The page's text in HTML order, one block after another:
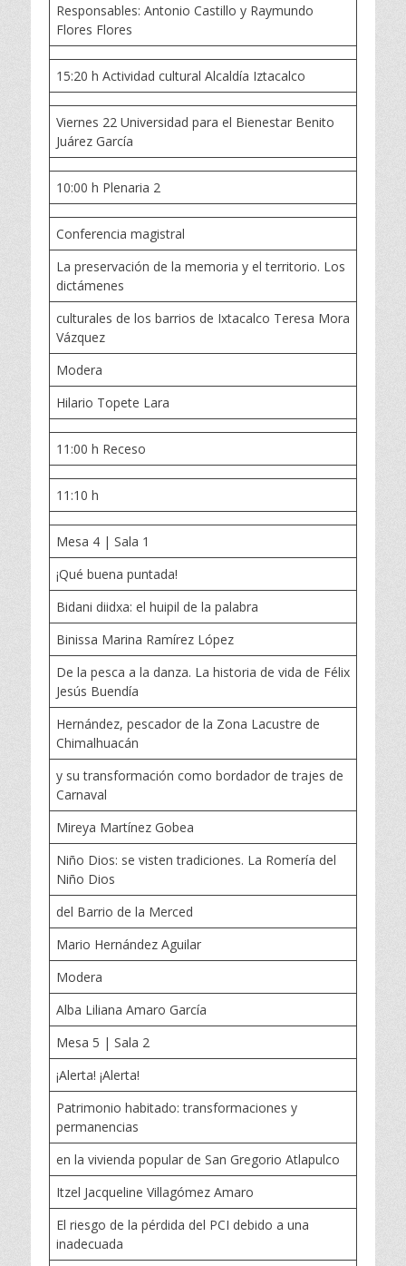
Responsables: Antonio Castillo y Raymundo
Flores Flores
15:20 h Actividad cultural Alcaldía Iztacalco
Viernes 22 Universidad para el Bienestar Benito
Juárez García
10:00 h Plenaria 2
Conferencia magistral
La preservación de la memoria y el territorio. Los
dictámenes
culturales de los barrios de Ixtacalco Teresa Mora
Vázquez
Modera
Hilario Topete Lara
11:00 h Receso
11:10 h
Mesa 4 | Sala 1
¡Qué buena puntada!
Bidani diidxa: el huipil de la palabra
Binissa Marina Ramírez López
De la pesca a la danza. La historia de vida de Félix
Jesús Buendía
Hernández, pescador de la Zona Lacustre de
Chimalhuacán
y su transformación como bordador de trajes de
Carnaval
Mireya Martínez Gobea
Niño Dios: se visten tradiciones. La Romería del
Niño Dios
del Barrio de la Merced
Mario Hernández Aguilar
Modera
Alba Liliana Amaro García
Mesa 5 | Sala 2
¡Alerta! ¡Alerta!
Patrimonio habitado: transformaciones y
permanencias
en la vivienda popular de San Gregorio Atlapulco
Itzel Jacqueline Villagómez Amaro
El riesgo de la pérdida del PCI debido a una
inadecuada